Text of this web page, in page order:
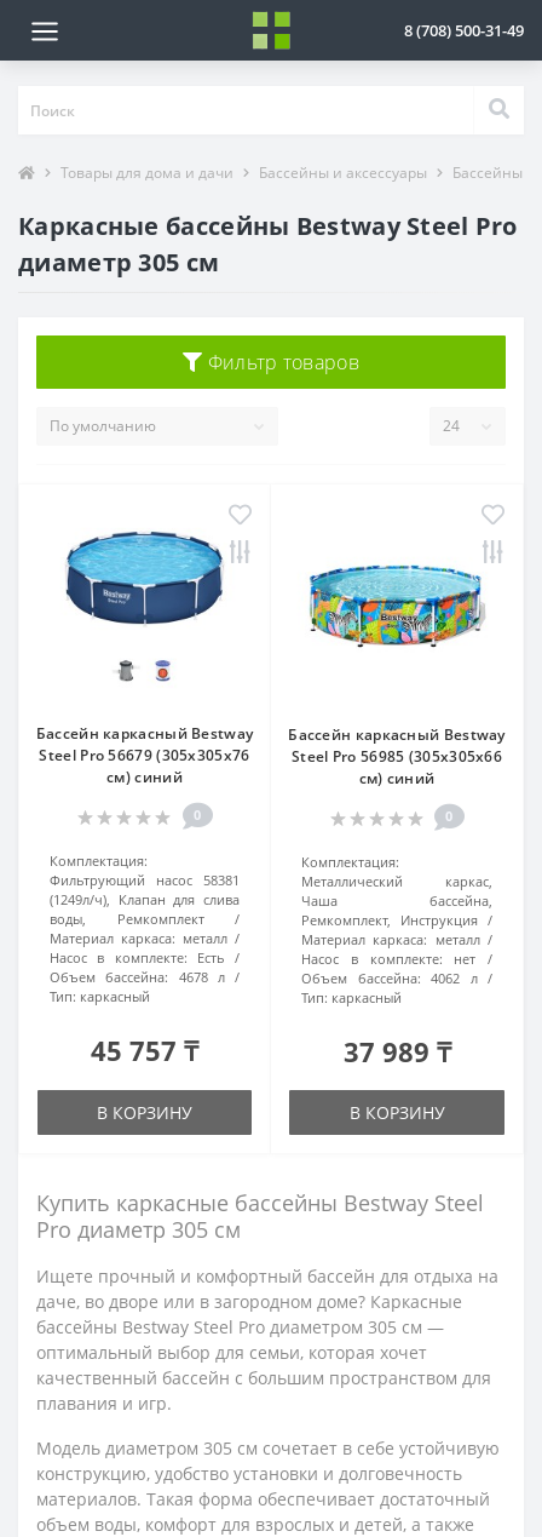
8 (708) 500-31-49
Товары для дома и дачи Бассейны и аксессуары Бассейны
Каркасные бассейны Bestway Steel Pro
диаметр 305 см
Фильтр товаров
Бассейн каркасный Bestway
Steel Pro 56679 (305х305х76
см) синий
0
Комплектация:
Фильтрующий насос 58381
(1249л/ч), Клапан для слива
воды, Ремкомплект
Материал каркаса: металл
Насос в комплекте:
Есть
Объем бассейна:
4678 л
Тип: каркасный
45 757 ₸
В КОРЗИНУ
Бассейн каркасный Bestway
Steel Pro 56985 (305х305x66
см) синий
0
Комплектация:
Металлический каркас,
Чаша бассейна,
Ремкомплект, Инструкция
Материал каркаса: металл
Насос в комплекте:
нет
Объем бассейна: 4062 л
Тип: каркасный
37 989 ₸
В КОРЗИНУ
Купить каркасные бассейны Bestway Steel
Pro диаметр 305 см
Ищете прочный и комфортный бассейн для отдыха на
даче, во дворе или в загородном доме? Каркасные
бассейны Bestway Steel Pro диаметром 305 см —
оптимальный выбор для семьи, которая хочет
качественный бассейн с большим пространством для
плавания и игр.
Модель диаметром 305 см сочетает в себе устойчивую
конструкцию, удобство установки и долговечность
материалов. Такая форма обеспечивает достаточный
объем воды, комфорт для взрослых и детей, а также